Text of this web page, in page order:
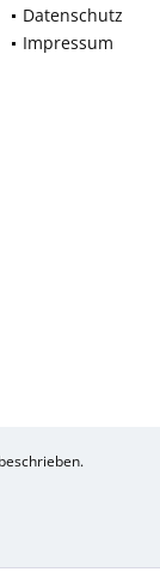
Datenschutz
Impressum